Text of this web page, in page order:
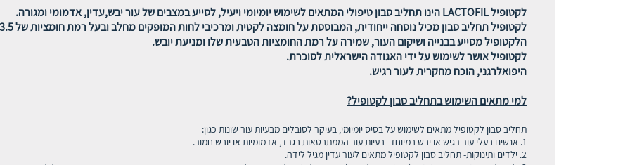
לקטופיל LACTOFIL הינו תחליב סבון טיפולי המתאים לשימוש יומיומי ויעיל, לסייע במצבים של עור יבש,עדין, אדמומי ומגורה.
לקטופיל תחליב סבון מכיל נוסחה ייחודית, המבוססת על חומצה לקטית ומרכיבי לחות המופקים מחלב ובעל רמת חומציות של 3.5 pH.
הלקטופיל מסייע בבנייה ושיקום העור, שמירה על רמת החומציות הטבעית שלו ומניעת יובש.
לקטופיל אושר לשימוש על ידי האגודה הישראלית לסוכרת.
היפואלרגני, הוכח מחקרית לעור רגיש.
למי מתאים השימוש בתחליב סבון לקטופיל?
תחליב סבון לקטופיל מתאים לשימוש על בסיס יומיומי, בעיקר לסובלים מבעיות עור שונות כגון:
1. אנשים בעלי עור רגיש או יבש במיוחד- בעיות עור הממתבטאות בגרד, אדמומיות או יובש חמור.
2. ילדים ותינוקות- תחליב סבון לקטופיל מתאים לעור עדין מגיל לידה.